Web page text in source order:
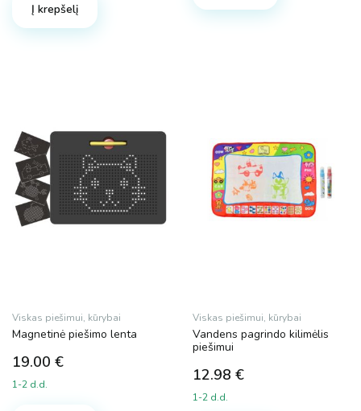
30.00 €.
15.00 €.
Į krepšelį
Viskas piešimui, kūrybai
Magnetinė piešimo lenta
19.00 €
1-2 d.d.
Viskas piešimui, kūrybai
Vandens pagrindo kilimėlis
piešimui
12.98 €
1-2 d.d.